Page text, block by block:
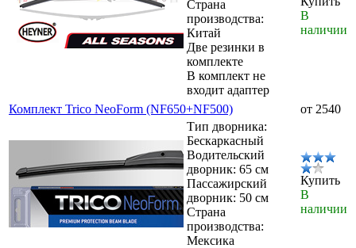
Страна
производства:
Китай
Две резинки в
комплекте
В комплект не
входит адаптер
В
наличии
Комплект Trico NeoForm (NF650+NF500)
от 2540
Тип дворника:
Бескаркасный
Водительский
дворник: 65 см
Пассажирский
дворник: 50 см
Страна
производства:
Мексика
Купить
В
наличии